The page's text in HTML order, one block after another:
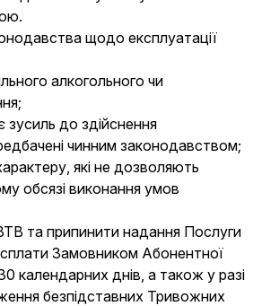
щодо експлуатації
алкогольного чи
до здійснення
чинним законодавством;
які не дозволяють
обсязі виконання умов
та припинити надання Послуги
сплати Замовником Абонентної
календарних днів, а також у разі
безпідставних Тривожних